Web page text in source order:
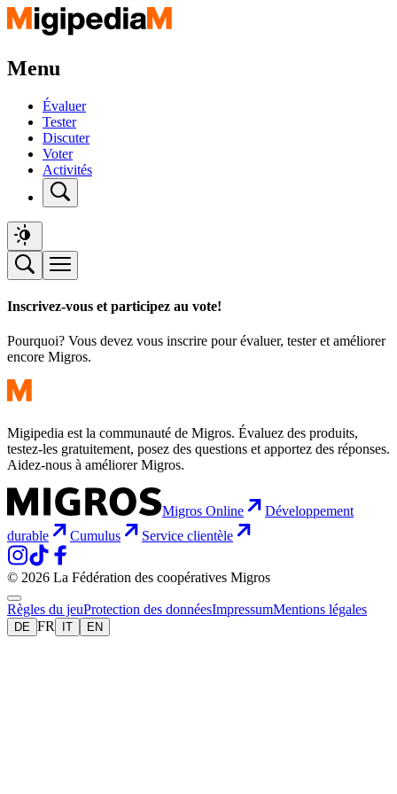
Menu
Évaluer
Tester
Discuter
Voter
Activités
Inscrivez-vous et participez au vote!
Pourquoi? Vous devez vous inscrire pour évaluer, tester et améliorer
encore Migros.
Migipedia est la communauté de Migros. Évaluez des produits,
testez-les gratuitement, posez des questions et apportez des réponses.
Aidez-nous à améliorer Migros.
Migros Online
Développement
durable
Cumulus Service clientèle
© 2026 La Fédération des coopératives Migros
Règles du jeuProtection des donnéesImpressumMentions légales
DE FR IT EN